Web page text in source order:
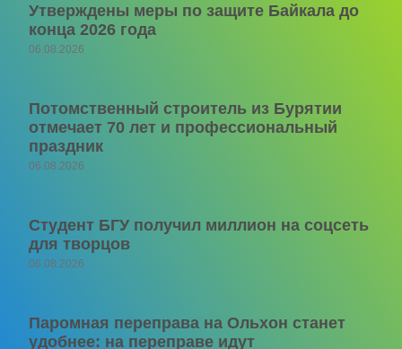
Утверждены меры по защите Байкала до
конца 2026 года
06.08.2026
Потомственный строитель из Бурятии
отмечает 70 лет и профессиональный
праздник
06.08.2026
Студент БГУ получил миллион на соцсеть
для творцов
06.08.2026
Паромная переправа на Ольхон станет
удобнее: на переправе идут